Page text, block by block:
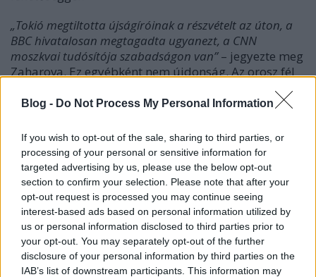
Blog - Do Not Process My Personal Information
If you wish to opt-out of the sale, sharing to third parties, or
processing of your personal or sensitive information for
targeted advertising by us, please use the below opt-out
section to confirm your selection. Please note that after your
opt-out request is processed you may continue seeing
interest-based ads based on personal information utilized by
us or personal information disclosed to third parties prior to
your opt-out. You may separately opt-out of the further
disclosure of your personal information by third parties on the
IAB’s list of downstream participants. This information may
„Tokió megtiltotta újságíróinak a részvételt az úton, a
BBC hivatalosan megtagadta ugyanezt, a CNN
moszkvai tudósítója szabadságon van”– jegyezte meg
Zaharova. Ez egyébként nem újdonság. Az orosz fél
2014 és 2022 között nem tudta elérni, hogy jelentős
nyugati médiumok újságírói helyszíni tudósítást
indított rendszeres támadásainak a Donyec-
medence polgári épületeit és lakosságát ért
következményeiről. Ugyanígy, visszautasították,
hogy
a 2022 februárjában Moszkva által indított
támadás kijevi ellencsapásai során az